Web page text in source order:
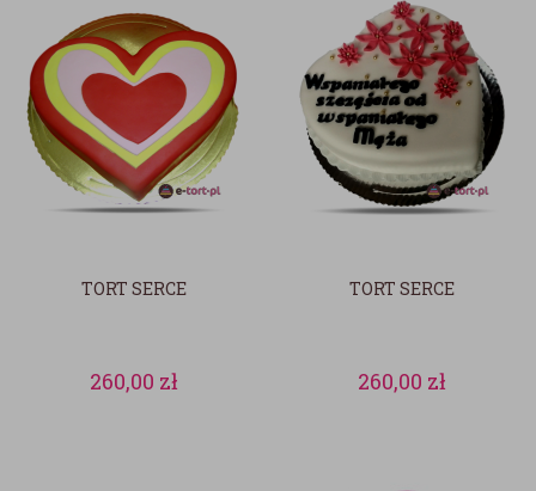
TORT SERCE
260,00 zł
TORT SERCE
260,00 zł